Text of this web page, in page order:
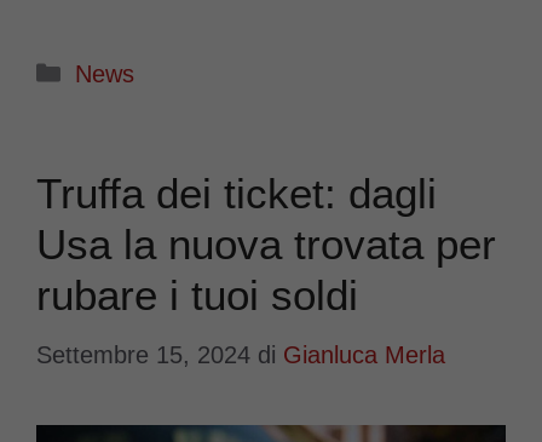
Categorie
News
Truffa dei ticket: dagli
Usa la nuova trovata per
rubare i tuoi soldi
Settembre 15, 2024 di Gianluca Merla